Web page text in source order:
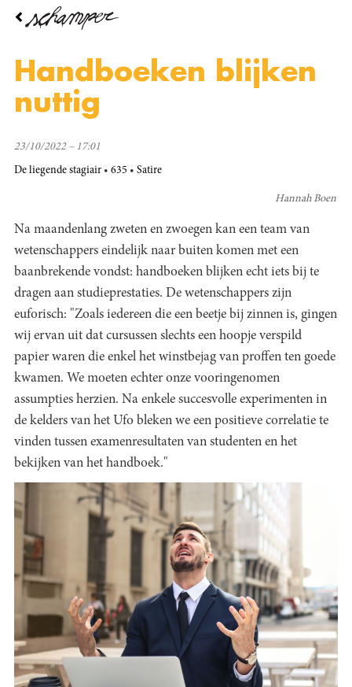
Overslaan
inhoud
Handboeken blijken
nuttig
23/10/2022 – 17:01
De liegende stagiair 635 Satire
Hannah Boen
Na maandenlang zweten en zwoegen kan een team van
wetenschappers eindelijk naar buiten komen met een
baanbrekende vondst: handboeken blijken echt iets bij te
dragen aan studieprestaties. De wetenschappers zijn
euforisch: "Zoals iedereen die een beetje bij zinnen is, gingen
wij ervan uit dat cursussen slechts een hoopje verspild
papier waren die enkel het winstbejag van proffen ten goede
kwamen. We moeten echter onze vooringenomen
assumpties herzien. Na enkele succesvolle experimenten in
de kelders van het Ufo bleken we een positieve correlatie te
vinden tussen examenresultaten van studenten en het
bekijken van het handboek."